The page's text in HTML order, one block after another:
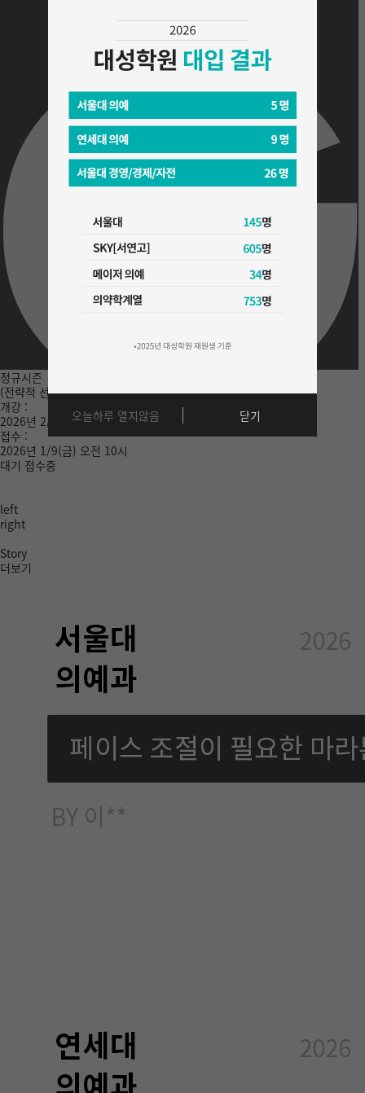
정규시즌
(전략적 선택 수업제)
개강 :
2026년 2/23(월)
접수 :
2026년 1/9(금) 오전 10시
대기 접수중
left
right
Story
더보기
오늘하루 열지않음 닫기